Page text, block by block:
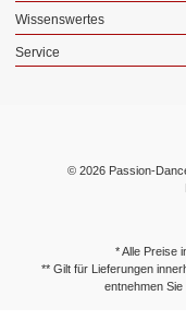
Wissenswertes
Service
© 2026 Passion-
* Alle Preise
** Gilt für Lieferungen
entnehmen